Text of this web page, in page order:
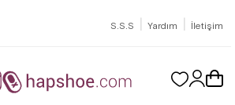
S.S.S | Yardım | İletişim